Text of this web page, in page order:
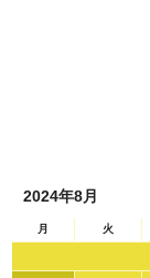
2024年8月
月 火